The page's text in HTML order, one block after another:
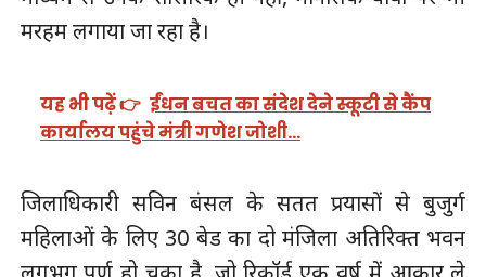
मरहम लगाया जा रहा है।
यह भी पढ़ें 👉 ईंधन बचत का संदेश देने स्कूटी से कैंप
कार्यालय पहुंचे मंत्री गणेश जोशी…
जिलाधिकारी सविन बंसल के सतत प्रयासों से बुजुर्ग
महिलाओं के लिए 30 बेड का दो मंजिला अतिरिक्त भवन